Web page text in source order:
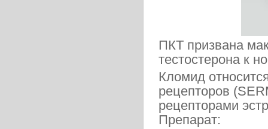
ПКТ призвана
тестостерона к
Кломид
рецепторов
рецепторами
Препарат: